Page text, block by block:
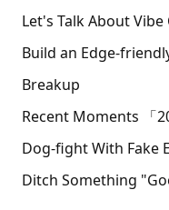
Let's Talk About Vibe
Build an Edge-
Breakup
Recent Moments 「
Dog-fight With Fake
Ditch Something